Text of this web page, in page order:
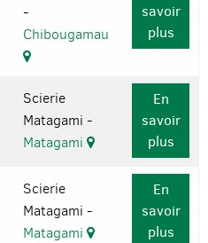
-
Chibougamau
savoir
plus
Scierie
Matagami -
Matagami
En
savoir
plus
Scierie
Matagami -
Matagami
En
savoir
plus